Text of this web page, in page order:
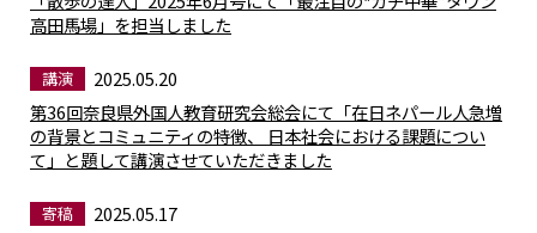
高田馬場」を担当しました
講演
2025.05.20
第36回奈良県外国人教育研究会総会にて「在日ネパール人急増
の背景とコミュニティの特徴、 日本社会における課題につい
て」と題して講演させていただきました
寄稿
2025.05.17